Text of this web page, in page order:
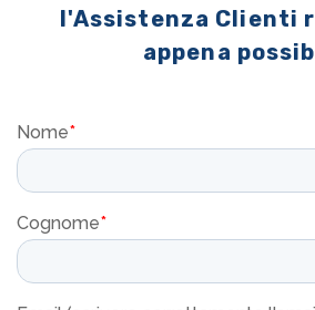
l'Assistenza Clienti
appena